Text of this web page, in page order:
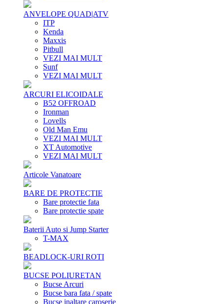
ANVELOPE QUAD|ATV
ITP
Kenda
Maxxis
Pitbull
VEZI MAI MULT
Sunf
VEZI MAI MULT
ARCURI ELICOIDALE
B52 OFFROAD
Ironman
Lovells
Old Man Emu
VEZI MAI MULT
XT Automotive
VEZI MAI MULT
Articole Vanatoare
BARE DE PROTECTIE
Bare protectie fata
Bare protectie spate
Baterii Auto si Jump Starter
T-MAX
BEADLOCK-URI ROTI
BUCSE POLIURETAN
Bucse Arcuri
Bucse bara fata / spate
Bucse inaltare caroserie